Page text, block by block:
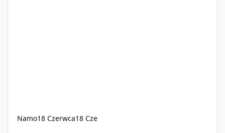
Namo18 Czerwca18 Cze